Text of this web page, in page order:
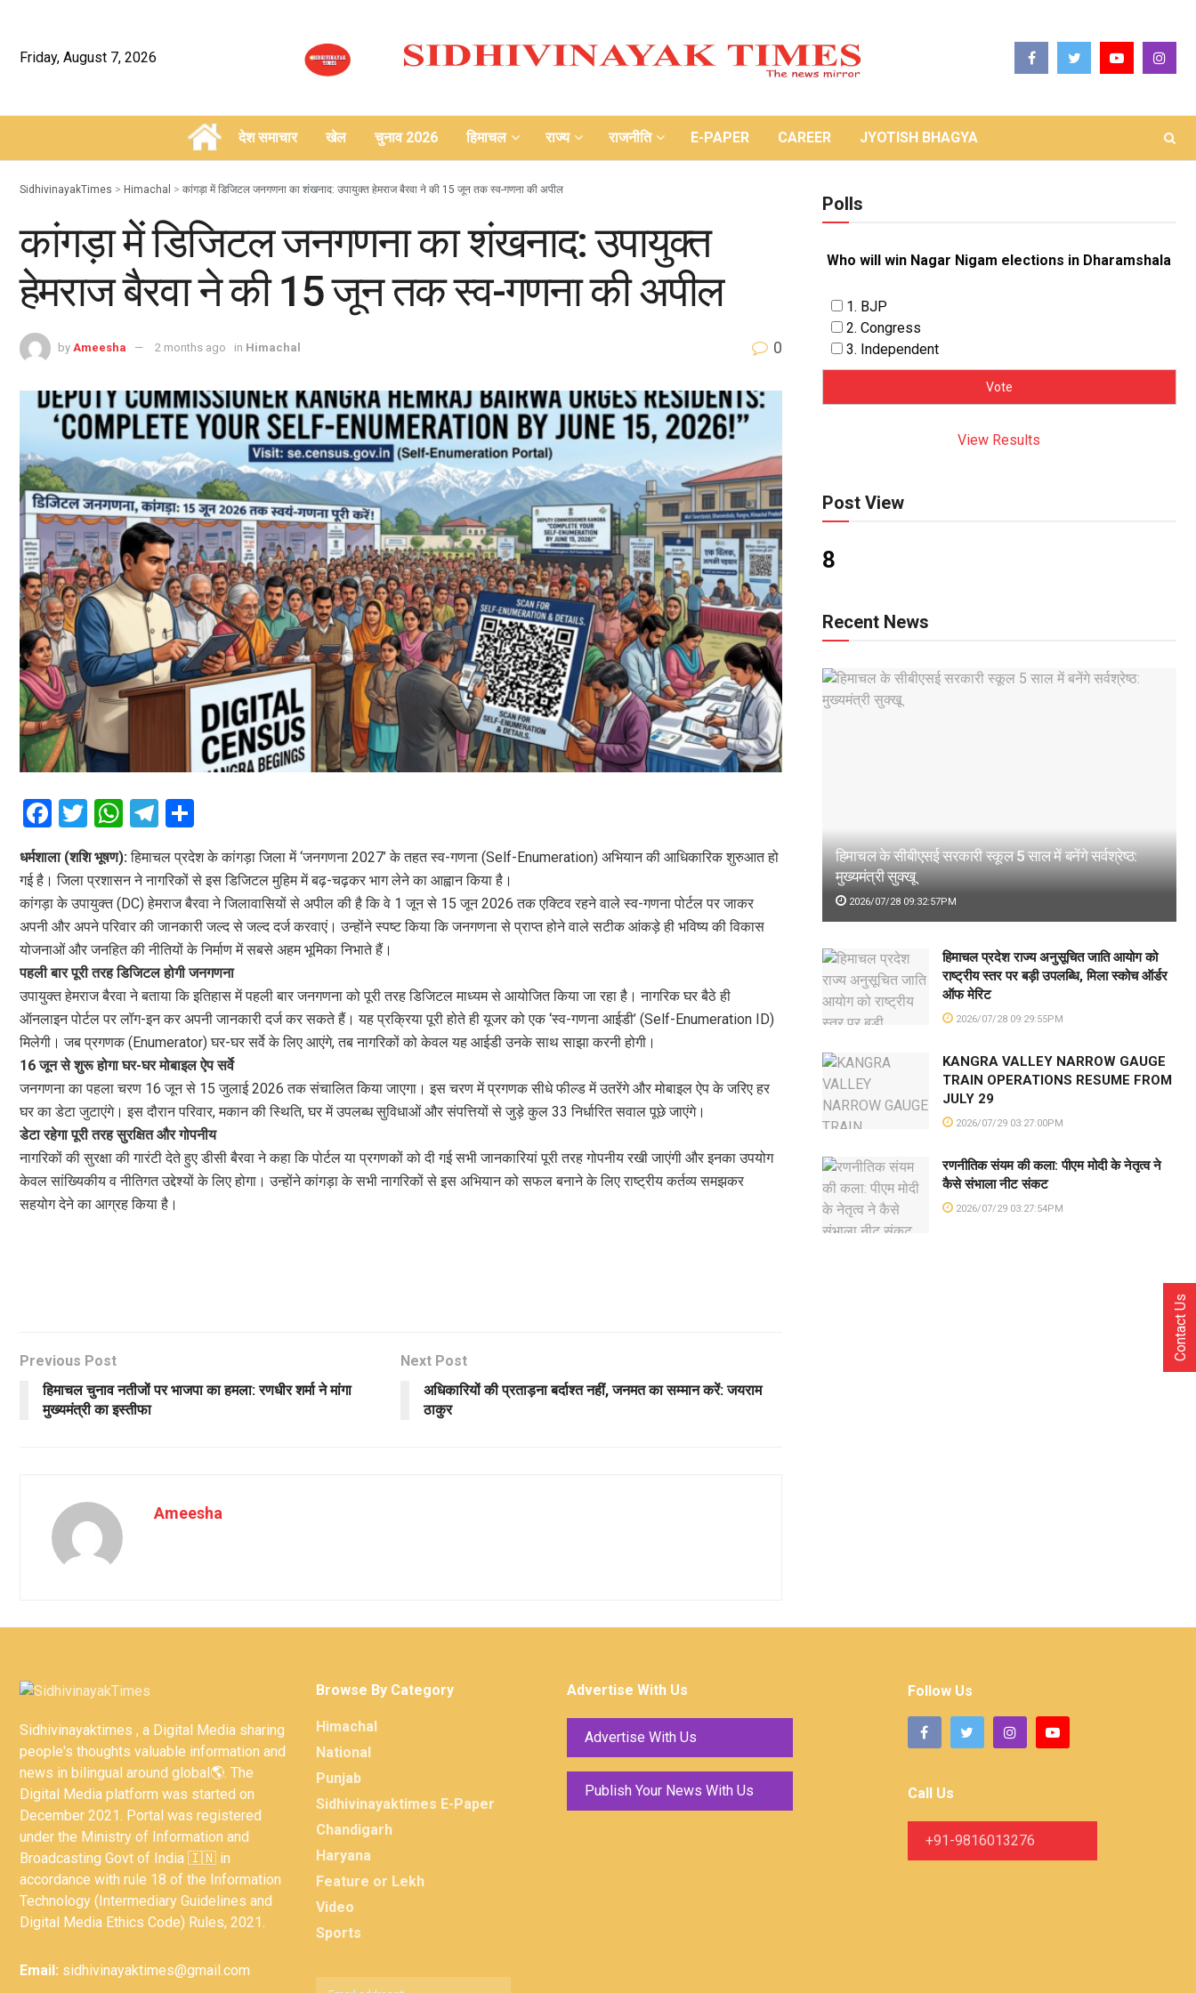
Friday, August 7, 2026
– देश समाचार खेल चुनाव 2026 हिमाचल राज्य राजनीति E-PAPER CAREER JYOTISH BHAGYA
SidhivinayakTimes > Himachal > कांगड़ा में डिजिटल जनगणना का शंखनाद: उपायुक्त हेमराज बैरवा ने की 15 जून तक स्व-गणना की अपील
कांगड़ा में डिजिटल जनगणना का शंखनाद: उपायुक्त
हेमराज बैरवा ने की 15 जून तक स्व-गणना की अपील
by Ameesha 2 months ago in Himachal 0
F
ce
b
o
o
k
T
tt
er
W
h
at
s
A
p
p
T
e
gr
a
m
ar
e
धर्मशाला (शशि भूषण): हिमाचल प्रदेश के कांगड़ा जिला में ‘जनगणना 2027’ के तहत स्व-गणना (Self-Enumeration) अभियान की आधिकारिक शुरुआत हो
गई है। जिला प्रशासन ने नागरिकों से इस डिजिटल मुहिम में बढ़-चढ़कर भाग लेने का आह्वान किया है।
कांगड़ा के उपायुक्त (DC) हेमराज बैरवा ने जिलावासियों से अपील की है कि वे 1 जून से 15 जून 2026 तक एक्टिव रहने वाले स्व-गणना पोर्टल पर जाकर
अपनी और अपने परिवार की जानकारी जल्द से जल्द दर्ज करवाएं। उन्होंने स्पष्ट किया कि जनगणना से प्राप्त होने वाले सटीक आंकड़े ही भविष्य की विकास
योजनाओं और जनहित की नीतियों के निर्माण में सबसे अहम भूमिका निभाते हैं।
पहली बार पूरी तरह डिजिटल होगी जनगणना
उपायुक्त हेमराज बैरवा ने बताया कि इतिहास में पहली बार जनगणना को पूरी तरह डिजिटल माध्यम से आयोजित किया जा रहा है। नागरिक घर बैठे ही
ऑनलाइन पोर्टल पर लॉग-इन कर अपनी जानकारी दर्ज कर सकते हैं। यह प्रक्रिया पूरी होते ही यूजर को एक ‘स्व-गणना आईडी’ (Self-Enumeration ID)
मिलेगी। जब प्रगणक (Enumerator) घर-घर सर्वे के लिए आएंगे, तब नागरिकों को केवल यह आईडी उनके साथ साझा करनी होगी।
16 जून से शुरू होगा घर-घर मोबाइल ऐप सर्वे
जनगणना का पहला चरण 16 जून से 15 जुलाई 2026 तक संचालित किया जाएगा। इस चरण में प्रगणक सीधे फील्ड में उतरेंगे और मोबाइल ऐप के जरिए हर
घर का डेटा जुटाएंगे। इस दौरान परिवार, मकान की स्थिति, घर में उपलब्ध सुविधाओं और संपत्तियों से जुड़े कुल 33 निर्धारित सवाल पूछे जाएंगे।
डेटा रहेगा पूरी तरह सुरक्षित और गोपनीय
नागरिकों की सुरक्षा की गारंटी देते हुए डीसी बैरवा ने कहा कि पोर्टल या प्रगणकों को दी गई सभी जानकारियां पूरी तरह गोपनीय रखी जाएंगी और इनका उपयोग
केवल सांख्यिकीय व नीतिगत उद्देश्यों के लिए होगा। उन्होंने कांगड़ा के सभी नागरिकों से इस अभियान को सफल बनाने के लिए राष्ट्रीय कर्तव्य समझकर
सहयोग देने का आग्रह किया है।
Previous Post
हिमाचल चुनाव नतीजों पर भाजपा का हमला: रणधीर शर्मा ने मांगा
मुख्यमंत्री का इस्तीफा
Next Post
अधिकारियों की प्रताड़ना बर्दाश्त नहीं, जनमत का सम्मान करें: जयराम
ठाकुर
Ameesha
Polls
Who will win Nagar Nigam elections in Dharamshala
1. BJP
2. Congress
3. Independent
View Results
Post View
8
Recent News
हिमाचल के सीबीएसई सरकारी स्कूल 5 साल में बनेंगे सर्वश्रेष्ठ:
मुख्यमंत्री सुक्खू
2026/07/28 09:32:57PM
हिमाचल प्रदेश राज्य अनुसूचित जाति आयोग को
राष्ट्रीय स्तर पर बड़ी उपलब्धि, मिला स्कोच ऑर्डर
ऑफ मेरिट
2026/07/28 09:29:55PM
KANGRA VALLEY NARROW GAUGE
TRAIN OPERATIONS RESUME FROM
JULY 29
2026/07/29 03:27:00PM
रणनीतिक संयम की कला: पीएम मोदी के नेतृत्व ने
कैसे संभाला नीट संकट
2026/07/29 03:27:54PM
Sidhivinayaktimes , a Digital Media sharing
people's thoughts valuable information and
news in bilingual around global🌎. The
Digital Media platform was started on
December 2021. Portal was registered
under the Ministry of Information and
Broadcasting Govt of India 🇮🇳 in
accordance with rule 18 of the Information
Technology (Intermediary Guidelines and
Digital Media Ethics Code) Rules, 2021.
Email: sidhivinayaktimes@gmail.com
Browse By Category
Himachal
National
Punjab
Sidhivinayaktimes E-Paper
Chandigarh
Haryana
Feature or Lekh
Video
Sports
Advertise With Us
Advertise With Us
Publish Your News With Us
Follow Us
Call Us
+91-9816013276
Contact Us